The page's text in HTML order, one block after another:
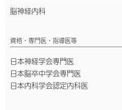
脳神経内科
資格・専門医・指導医等
日本神経学会専門医
日本脳卒中学会専門医
日本内科学会認定内科医